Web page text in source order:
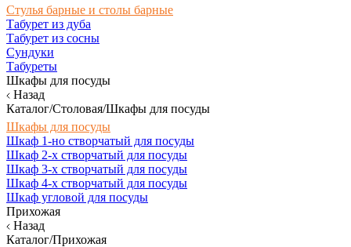
Стулья барные и столы барные
Табурет из дуба
Табурет из сосны
Сундуки
Табуреты
Шкафы для посуды
Назад
Каталог/Столовая/Шкафы для посуды
Шкафы для посуды
Шкаф 1-но створчатый для посуды
Шкаф 2-х створчатый для посуды
Шкаф 3-х створчатый для посуды
Шкаф 4-х створчатый для посуды
Шкаф угловой для посуды
Прихожая
Назад
Каталог/Прихожая